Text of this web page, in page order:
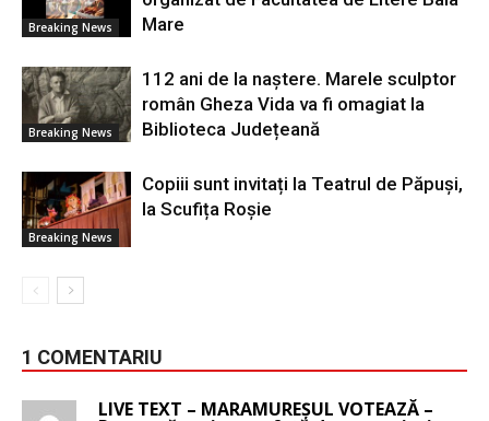
Breaking News
Mare
Breaking News
112 ani de la naștere. Marele sculptor
român Gheza Vida va fi omagiat la
Biblioteca Județeană
Breaking News
Copiii sunt invitați la Teatrul de Păpuși,
la Scufița Roșie
1 COMENTARIU
LIVE TEXT – MARAMUREȘUL VOTEAZĂ –